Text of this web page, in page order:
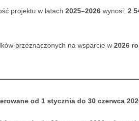
projektu w latach 2025–2026 wynosi: 2
przeznaczonych na wsparcie w 2026
od 1 stycznia do 30 czerwca